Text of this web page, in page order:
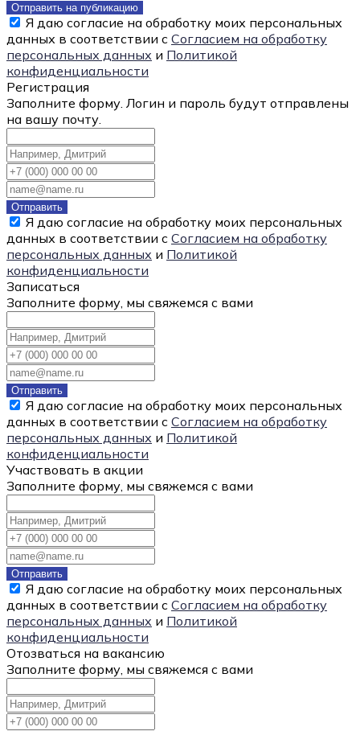
Отправить на публикацию
Я даю согласие на обработку моих персональных
данных в соответствии с Согласием на обработку
персональных данных и Политикой
конфиденциальности
Регистрация
Заполните форму. Логин и пароль будут отправлены
на вашу почту.
Отправить
Я даю согласие на обработку моих персональных
данных в соответствии с Согласием на обработку
персональных данных и Политикой
конфиденциальности
Записаться
Заполните форму, мы свяжемся с вами
Отправить
Я даю согласие на обработку моих персональных
данных в соответствии с Согласием на обработку
персональных данных и Политикой
конфиденциальности
Участвовать в акции
Заполните форму, мы свяжемся с вами
Отправить
Я даю согласие на обработку моих персональных
данных в соответствии с Согласием на обработку
персональных данных и Политикой
конфиденциальности
Отозваться на вакансию
Заполните форму, мы свяжемся с вами